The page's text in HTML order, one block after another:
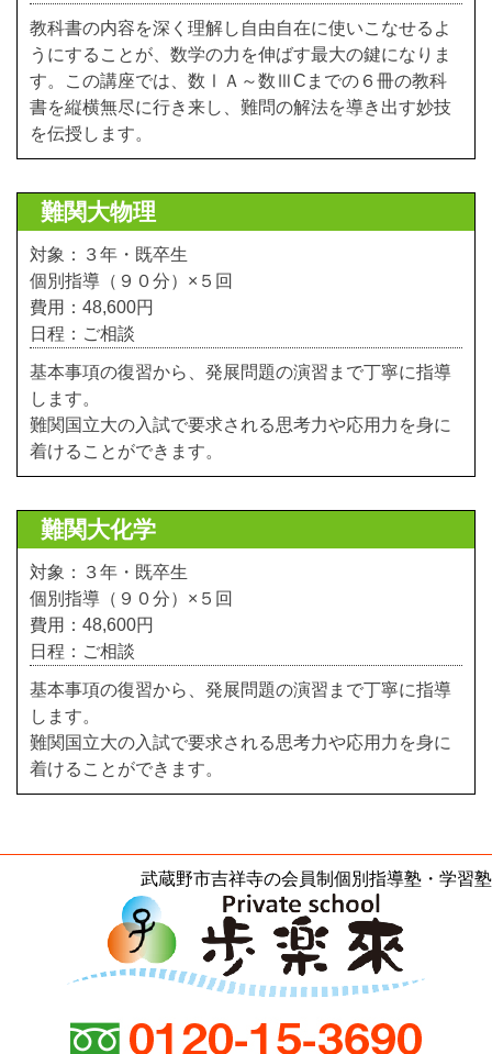
教科書の内容を深く理解し自由自在に使いこなせるよ
うにすることが、数学の力を伸ばす最大の鍵になりま
す。この講座では、数ⅠＡ～数ⅢCまでの６冊の教科
書を縦横無尽に行き来し、難問の解法を導き出す妙技
を伝授します。
難関大物理
対象：３年・既卒生
個別指導（９０分）×５回
費用：48,600円
日程：ご相談
基本事項の復習から、発展問題の演習まで丁寧に指導
します。
難関国立大の入試で要求される思考力や応用力を身に
着けることができます。
難関大化学
対象：３年・既卒生
個別指導（９０分）×５回
費用：48,600円
日程：ご相談
基本事項の復習から、発展問題の演習まで丁寧に指導
します。
難関国立大の入試で要求される思考力や応用力を身に
着けることができます。
武蔵野市吉祥寺の会員制個別指導塾・学習塾